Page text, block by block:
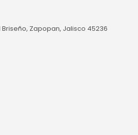
Briseño, Zapopan, Jalisco 45236